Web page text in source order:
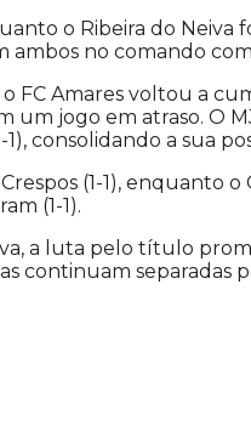
o Ribeira do Neiva
ambos no comando
FC Amares voltou a
um jogo em atraso. O
consolidando a sua
(1-1), enquanto
(1-1).
a luta pelo título
continuam separadas